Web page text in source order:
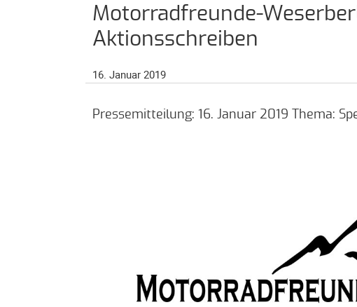
Motorradfreunde-
Aktionsschreiben
16. Januar 2019
Pressemitteilung: 16. Januar 2019 Thema: